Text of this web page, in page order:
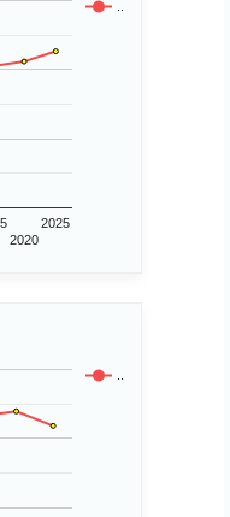
..
2020
2025
..